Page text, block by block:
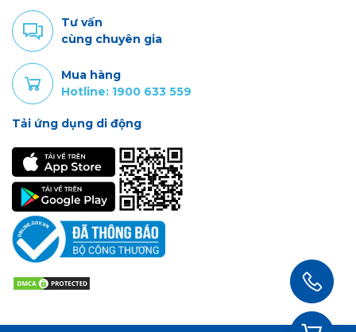
Tư vấn
cùng chuyên gia
Mua hàng
Hotline: 1900 633 559
Tải ứng dụng di động